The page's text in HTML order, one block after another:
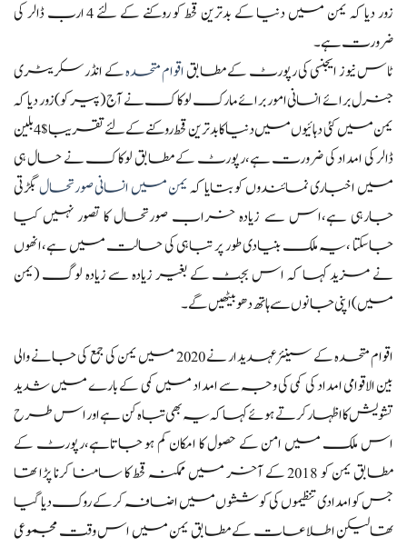
زور دیا کہ یمن میں دنیا کے بدترین قحط کو روکنے کے لئے 4 ارب ڈالر کی
ضرورت ہے۔
ٹاس نیوز ایجنسی کی رپورٹ کے مطابقاقوام متحدہکے انڈر سکریٹری
جنرل برائے انسانی امور برائے مارک لوکاک نے آج (پیر کو) زور دیا کہ
یمن میں کئی دہائیوں میں دنیا کا بدترین قحط روکنے کے لئے تقریبا$ 4 بلین
ڈالر کی امداد کی ضرورت ہے،رپورٹ کے مطابق لوکاک نے حال ہی
میں اخباری نمائندوں کو بتایا کہیمن میں انسانی صورتحالبگڑتی
جارہی ہے،اس سے زیادہ خراب صورتحال کا تصور نہیں کیا
جاسکتا ،یہ ملک بنیادی طور پر تباہی کی حالت میں ہے،انھوں
نے مزید کہا کہ اس بجٹ کے بغیر زیادہ سے زیادہ لوگ (یمن
میں) اپنی جانوں سے ہاتھ دھو بیٹھیں گے ۔
اقوام متحدہ کے سینئر عہدیدار نے 2020 میں یمن کی جمع کی جانے والی
بین الاقوامی امداد کی کمی کی وجہ سے امداد میں کمی کے بارے میں شدید
تشویش کا اظہار کرتے ہوئے کہاکہ یہ بھی تباہ کن ہےاور اس طرح
اس ملک میں امن کے حصول کا امکان کم ہو جاتاہے،رپورٹ کے
مطابق یمن کو 2018 کے آخر میں ممکنہ قحط کا سامنا کرنا پڑا تھا
جس کو امدادی تنظیموں کی کوششوں میں اضافہ کرکے روک دیا گیا
تھالیکن اطلاعات کے مطابق یمن میں اس وقت مجموعی